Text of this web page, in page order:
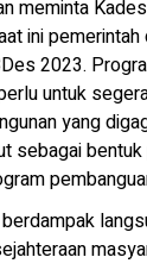
meminta
ini
2023.
untuk
yang
sebagai
berdampak